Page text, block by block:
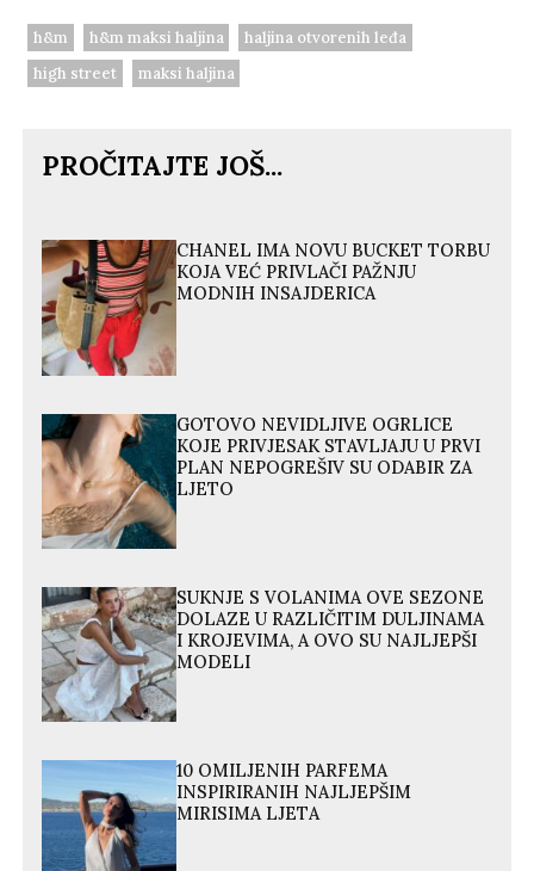
h&m h&m maksi haljina
haljina otvorenih leđa
high street
maksi haljina
PROČITAJTE JOŠ...
CHANEL IMA NOVU BUCKET TORBU
KOJA VEĆ PRIVLAČI PAŽNJU
MODNIH INSAJDERICA
GOTOVO NEVIDLJIVE OGRLICE
KOJE PRIVJESAK STAVLJAJU U PRVI
PLAN NEPOGREŠIV SU ODABIR ZA
LJETO
SUKNJE S VOLANIMA OVE SEZONE
DOLAZE U RAZLIČITIM DULJINAMA
I KROJEVIMA, A OVO SU NAJLJEPŠI
MODELI
10 OMILJENIH PARFEMA
INSPIRIRANIH NAJLJEPŠIM
MIRISIMA LJETA